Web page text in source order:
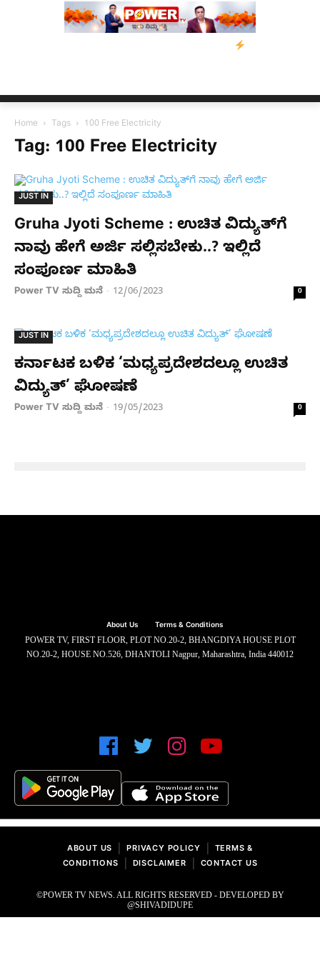
ಬೀರೇನ್ ಸಿಂಗ್
Home Tags 100 Free Electricity
Tag: 100 Free Electricity
JUST IN
Gruha Jyoti Scheme : ಉಚಿತ ವಿದ್ಯುತ್‌ಗೆ
ನಾವು ಹೇಗೆ ಅರ್ಜಿ ಸಲ್ಲಿಸಬೇಕು..? ಇಲ್ಲಿದೆ
ಸಂಪೂರ್ಣ ಮಾಹಿತಿ
Power TV ಸುದ್ದಿ ಮನೆ - 12/06/2023 0
JUST IN
ಕರ್ನಾಟಕ ಬಳಿಕ ‘ಮಧ್ಯಪ್ರದೇಶದಲ್ಲೂ ಉಚಿತ
ವಿದ್ಯುತ್’ ಘೋಷಣೆ
Power TV ಸುದ್ದಿ ಮನೆ - 19/05/2023 0
About Us Terms & Conditions
POWER TV, FIRST FLOOR, PLOT NO.20-2, BHANGDIYA HOUSE PLOT
NO.20-2, HOUSE NO.526, DHANTOLI Nagpur, Maharashtra, India 440012
ABOUT US PRIVACY POLICY
TERMS &
CONDITIONS
DISCLAIMER CONTACT US
©POWER TV NEWS. ALL RIGHTS RESERVED - DEVELOPED BY
@SHIVADIDUPE